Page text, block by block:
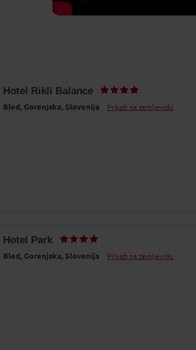
Hotel Rikli Balance
Bled, Gorenjska, Slovenija Prikaži na zemljevidu
Hotel Park
Bled, Gorenjska, Slovenija Prikaži na zemljevidu